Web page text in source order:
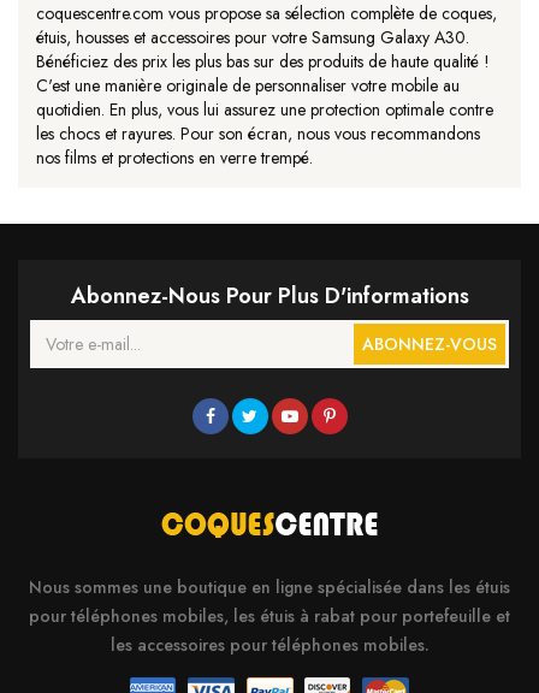
coquescentre.com vous propose sa sélection complète de coques,
étuis, housses et accessoires pour votre Samsung Galaxy A30.
Bénéficiez des prix les plus bas sur des produits de haute qualité !
C'est une manière originale de personnaliser votre mobile au
quotidien. En plus, vous lui assurez une protection optimale contre
les chocs et rayures. Pour son écran, nous vous recommandons
nos films et protections en verre trempé.
Abonnez-Nous Pour Plus D'informations
ABONNEZ-VOUS
Nous sommes une boutique en ligne spécialisée dans les étuis
pour téléphones mobiles, les étuis à rabat pour portefeuille et
les accessoires pour téléphones mobiles.